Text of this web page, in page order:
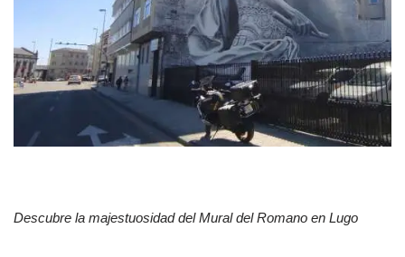
Descubre la majestuosidad del Mural del Romano en Lugo